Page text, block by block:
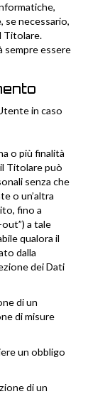
se necessario,
Titolare.
sempre essere
in caso
o più finalità
Titolare può
senza che
o un’altra
fino a
a tale
qualora il
dalla
dei Dati
di un
di misure
un obbligo
di un